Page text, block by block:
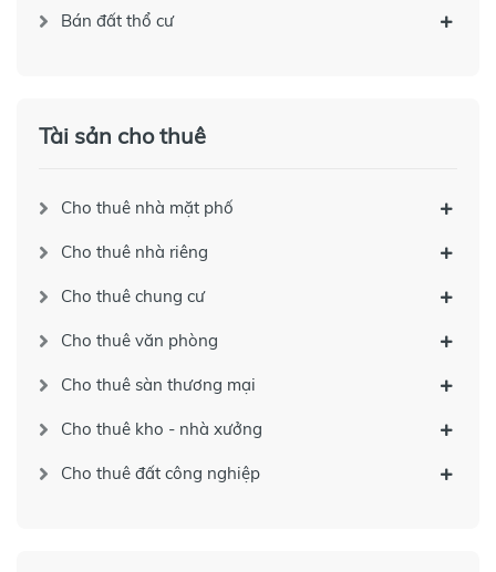
Bán đất thổ cư
Tài sản cho thuê
Cho thuê nhà mặt phố
Cho thuê nhà riêng
Cho thuê chung cư
Cho thuê văn phòng
Cho thuê sàn thương mại
Cho thuê kho - nhà xưởng
Cho thuê đất công nghiệp